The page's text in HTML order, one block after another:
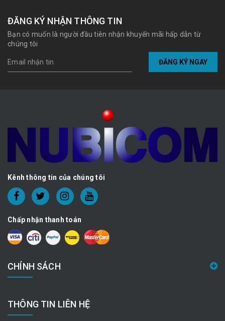
ĐĂNG KÝ NHẬN THÔNG TIN
Bạn có muốn là người đầu tiên nhận khuyến mãi hấp dẫn từ
chúng tôi
ĐĂNG KÝ NGAY
Kênh thông tin của chúng tôi
Chấp nhận thanh toán
CHÍNH SÁCH
THÔNG TIN LIÊN HỆ